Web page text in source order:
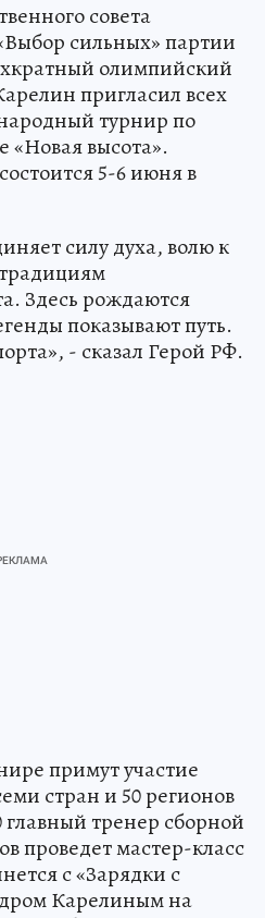
совета
сильных» партии
олимпийский
пригласил всех
турнир по
«Новая высота».
5-6 июня в
силу духа, волю к
Здесь рождаются
показывают путь.
- сказал Герой РФ.
примут участие
стран и 50 регионов
главный тренер сборной
проведет мастер-класс
с «Зарядки с
Карелиным на